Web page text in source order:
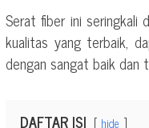
Serat fiber ini seringkali
kualitas yang terbaik,
dengan sangat baik dan
DAFTAR ISI hide